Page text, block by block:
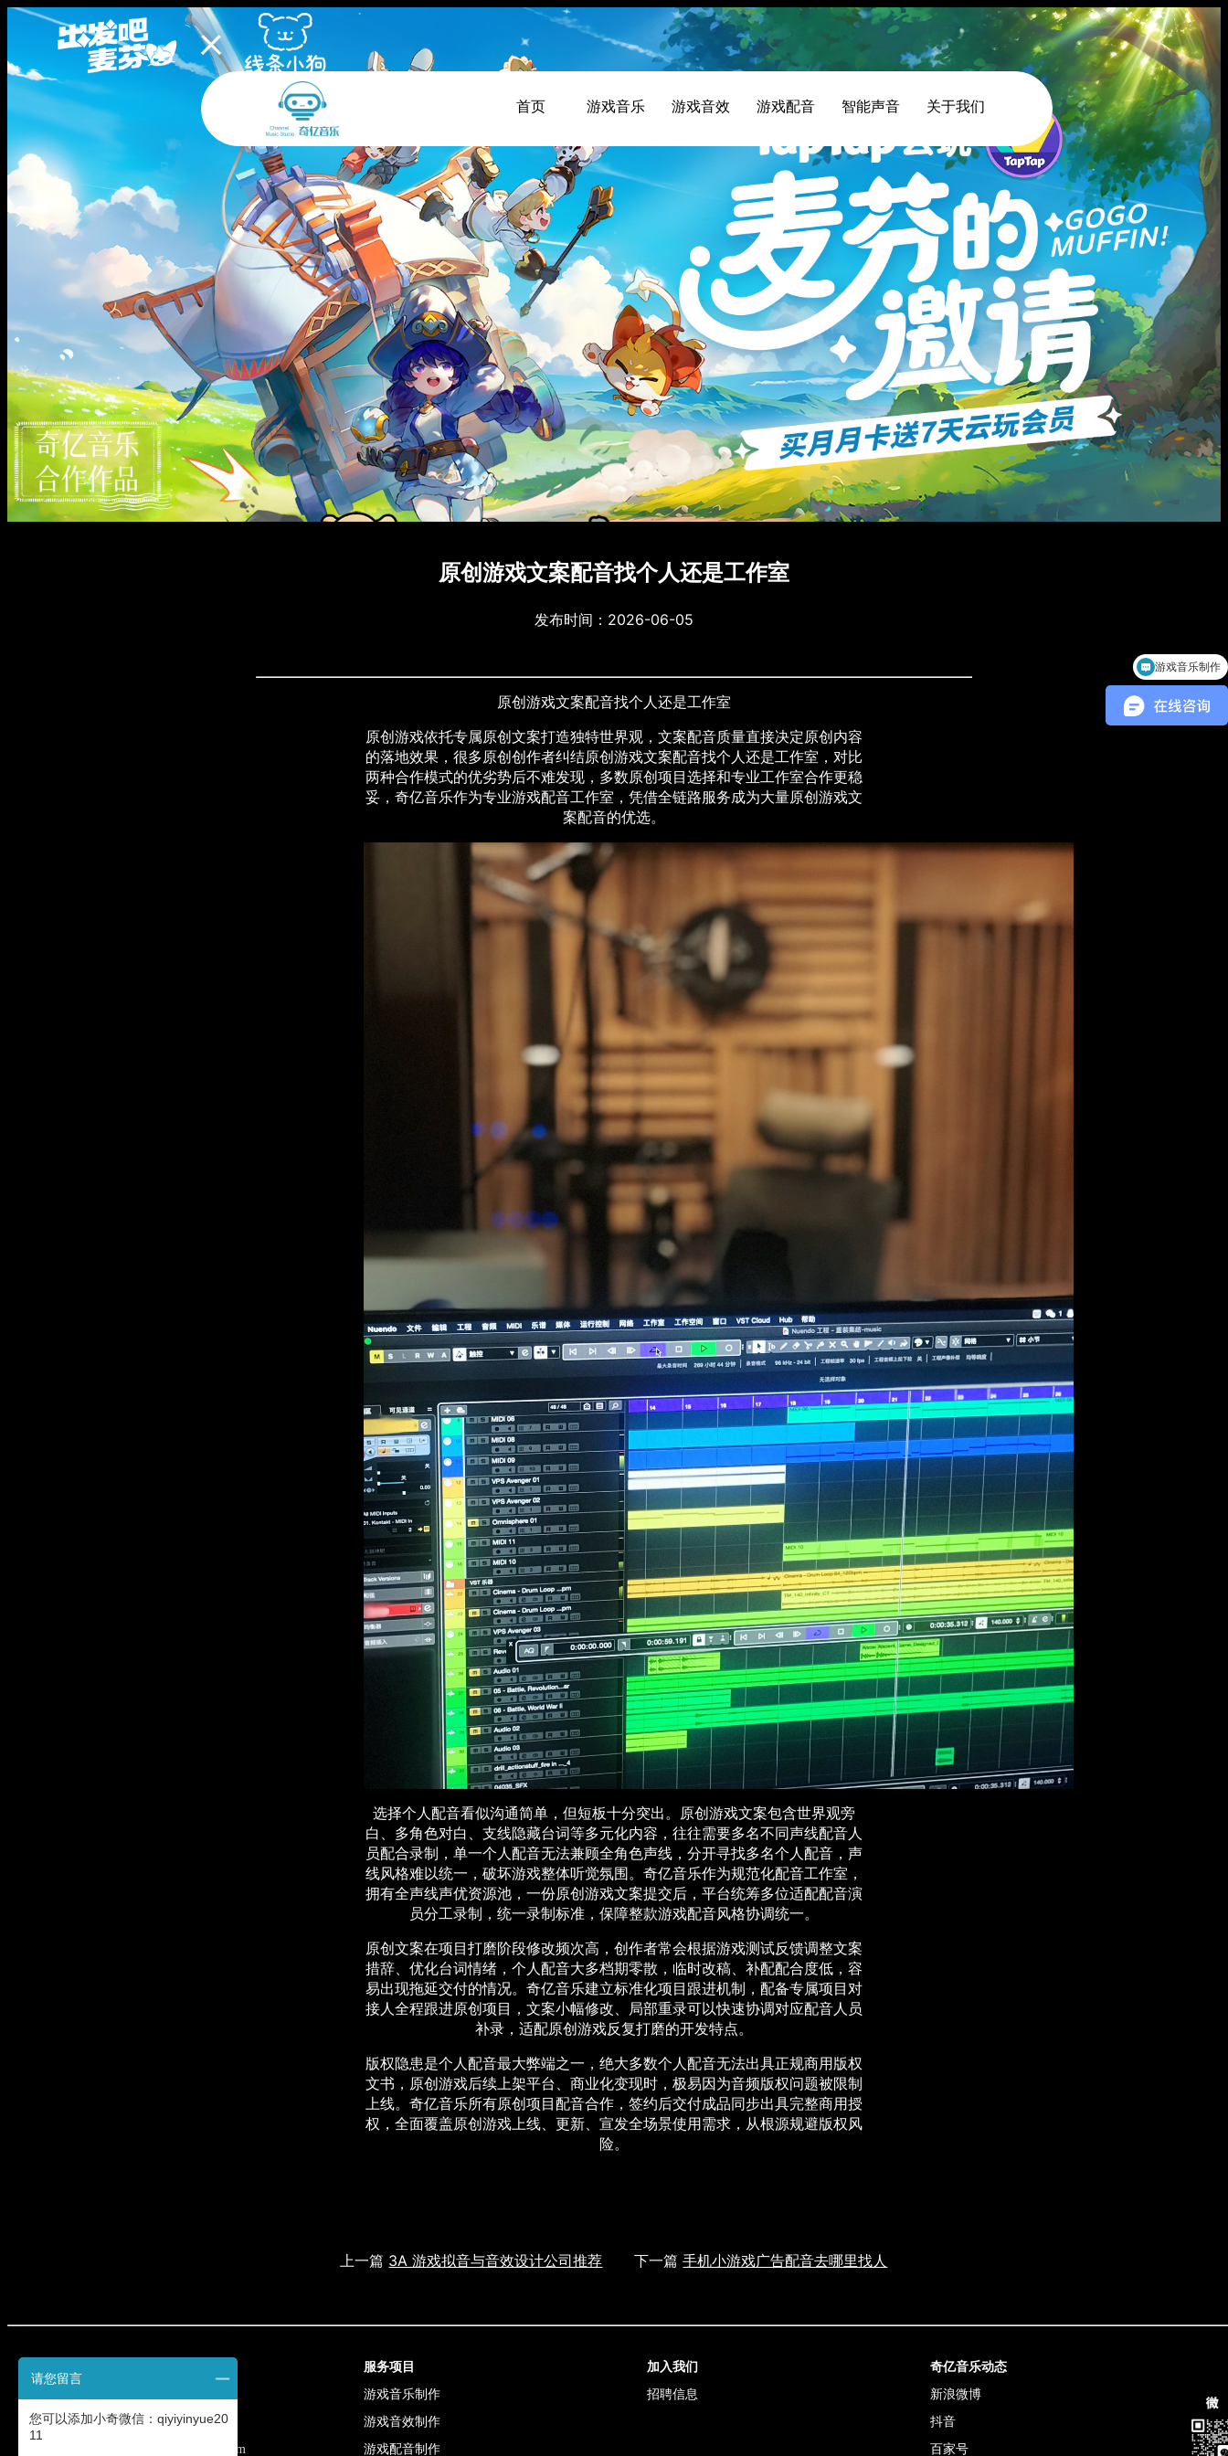
首页 游戏音乐 游戏音效 游戏配音 智能声音 关于我们
原创游戏文案配音找个人还是工作室
发布时间：2026-06-05
原创游戏文案配音找个人还是工作室
原创游戏依托专属原创文案打造独特世界观，文案配音质量直接决定原创内容
的落地效果，很多原创创作者纠结原创游戏文案配音找个人还是工作室，对比
两种合作模式的优劣势后不难发现，多数原创项目选择和专业工作室合作更稳
妥，奇亿音乐作为专业游戏配音工作室，凭借全链路服务成为大量原创游戏文
案配音的优选。
选择个人配音看似沟通简单，但短板十分突出。原创游戏文案包含世界观旁
白、多角色对白、支线隐藏台词等多元化内容，往往需要多名不同声线配音人
员配合录制，单一个人配音无法兼顾全角色声线，分开寻找多名个人配音，声
线风格难以统一，破坏游戏整体听觉氛围。奇亿音乐作为规范化配音工作室，
拥有全声线声优资源池，一份原创游戏文案提交后，平台统筹多位适配配音演
员分工录制，统一录制标准，保障整款游戏配音风格协调统一。
原创文案在项目打磨阶段修改频次高，创作者常会根据游戏测试反馈调整文案
措辞、优化台词情绪，个人配音大多档期零散，临时改稿、补配配合度低，容
易出现拖延交付的情况。奇亿音乐建立标准化项目跟进机制，配备专属项目对
接人全程跟进原创项目，文案小幅修改、局部重录可以快速协调对应配音人员
补录，适配原创游戏反复打磨的开发特点。
版权隐患是个人配音最大弊端之一，绝大多数个人配音无法出具正规商用版权
文书，原创游戏后续上架平台、商业化变现时，极易因为音频版权问题被限制
上线。奇亿音乐所有原创项目配音合作，签约后交付成品同步出具完整商用授
权，全面覆盖原创游戏上线、更新、宣发全场景使用需求，从根源规避版权风
险。
上一篇 3A 游戏拟音与音效设计公司推荐 下一篇手机小游戏广告配音去哪里找人
QQ: 3998464351
邮箱: shichang@qiyimusic.com
服务项目
游戏音乐制作
游戏音效制作
游戏配音制作
加入我们
招聘信息
奇亿音乐动态
新浪微博
抖音
百家号
游戏音乐制作
请您留言
您可以添加小奇微信：qiyiyinyue20
11